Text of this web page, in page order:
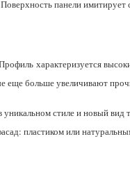
панели имитирует
характеризуется
еще больше увеличивают
стиле и новый вид
пластиком или